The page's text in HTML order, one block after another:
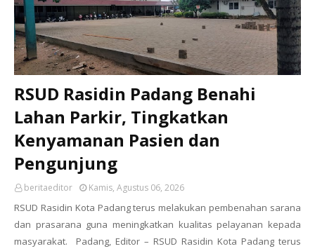
RSUD Rasidin Padang Benahi
Lahan Parkir, Tingkatkan
Kenyamanan Pasien dan
Pengunjung
beritaeditor Kamis, Agustus 06, 2026
RSUD Rasidin Kota Padang terus melakukan pembenahan sarana
dan prasarana guna meningkatkan kualitas pelayanan kepada
masyarakat. Padang, Editor – RSUD Rasidin Kota Padang terus